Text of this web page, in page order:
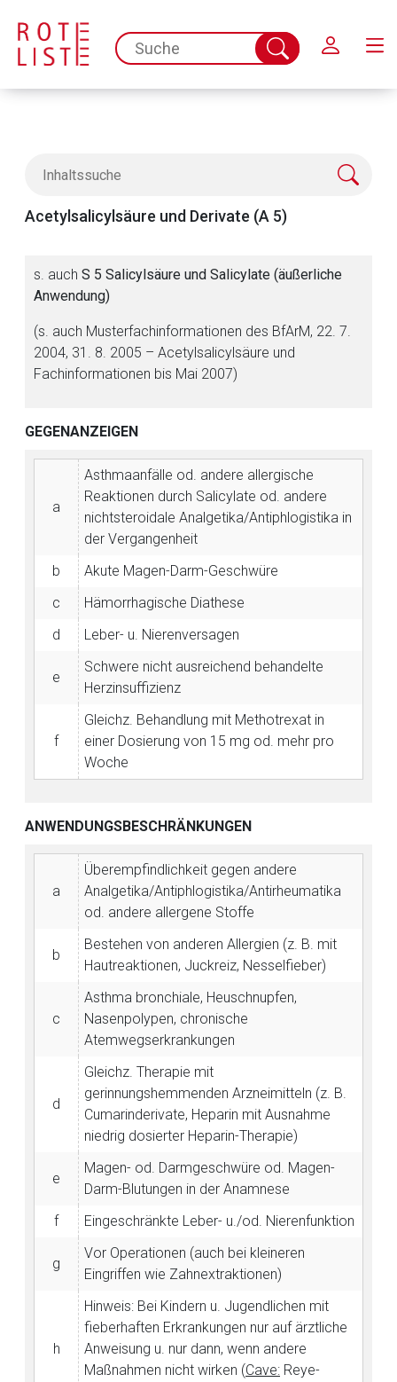
spc.search.input.placeholder
Suche
abschicken
Acetylsalicylsäure und Derivate (A 5)
s. auch S 5 Salicylsäure und Salicylate (äußerliche
Anwendung)
(s. auch Musterfachinformationen des BfArM, 22. 7.
2004, 31. 8. 2005 – Acetylsalicylsäure und
Fachinformationen bis Mai 2007)
GEGENANZEIGEN
a
Asthmaanfälle od. andere allergische
Reaktionen durch Salicylate od. andere
nichtsteroidale Analgetika/Antiphlogistika in
der Vergangenheit
b
Akute Magen-Darm-Geschwüre
c
Hämorrhagische Diathese
d
Leber- u. Nierenversagen
e
Schwere nicht ausreichend behandelte
Herzinsuffizienz
f
Gleichz. Behandlung mit Methotrexat in
einer Dosierung von 15 mg od. mehr pro
Woche
ANWENDUNGSBESCHRÄNKUNGEN
a
Überempfindlichkeit gegen andere
Analgetika/Antiphlogistika/Antirheumatika
od. andere allergene Stoffe
b
Bestehen von anderen Allergien (z. B. mit
Hautreaktionen, Juckreiz, Nesselfieber)
c
Asthma bronchiale, Heuschnupfen,
Nasenpolypen, chronische
Atemwegserkrankungen
d
Gleichz. Therapie mit
gerinnungshemmenden Arzneimitteln (z. B.
Cumarinderivate, Heparin mit Ausnahme
niedrig dosierter Heparin-Therapie)
e
Magen- od. Darmgeschwüre od. Magen-
Darm-Blutungen in der Anamnese
f
Eingeschränkte Leber- u./od. Nierenfunktion
g
Vor Operationen (auch bei kleineren
Eingriffen wie Zahnextraktionen)
h
Hinweis: Bei Kindern u. Jugendlichen mit
fieberhaften Erkrankungen nur auf ärztliche
Anweisung u. nur dann, wenn andere
Maßnahmen nicht wirken (Cave: Reye-